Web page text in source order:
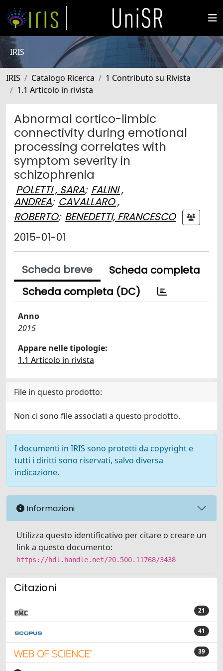
IRIS
IRIS Catalogo Ricerca
1 Contributo su Rivista
1.1 Articolo in rivista
Abnormal cortico-limbic
connectivity during emotional
processing correlates with
symptom severity in
schizophrenia
POLETTI , SARA; FALINI ,
ANDREA; CAVALLARO ,
ROBERTO; BENEDETTI, FRANCESCO
2015-01-01
Scheda breve
Scheda completa
Scheda completa (DC)
Anno
2015
Appare nelle tipologie:
1.1 Articolo in rivista
File in questo prodotto:
Non ci sono file associati a questo prodotto.
I documenti in IRIS sono protetti da copyright e
tutti i diritti sono riservati, salvo diversa
indicazione.
Informazioni
Utilizza questo identificativo per citare o creare un
link a questo documento:
https://hdl.handle.net/20.500.11768/3438
Citazioni
21
41
39